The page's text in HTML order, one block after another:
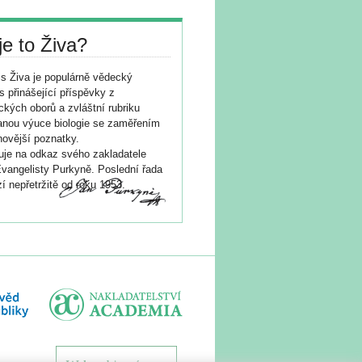
to Živa?
Živa je populárně vědecký
přinášející příspěvky z
oborů a zvláštní rubriku
výuce biologie se zaměřením
poznatky.
na odkaz svého zakladatele
Purkyně. Poslední řada
nepřetržitě od roku 1953.